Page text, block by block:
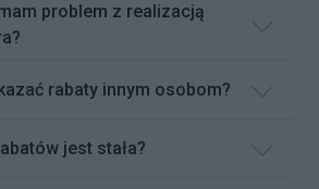
problem z realizacją
rabaty innym osobom?
jest stała?